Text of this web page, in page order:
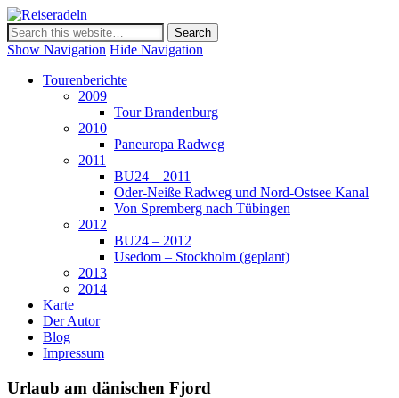
Show Navigation Hide Navigation
Tourenberichte
2009
Tour Brandenburg
2010
Paneuropa Radweg
2011
BU24 – 2011
Oder-Neiße Radweg und Nord-Ostsee Kanal
Von Spremberg nach Tübingen
2012
BU24 – 2012
Usedom – Stockholm (geplant)
2013
2014
Karte
Der Autor
Blog
Impressum
Urlaub am dänischen Fjord